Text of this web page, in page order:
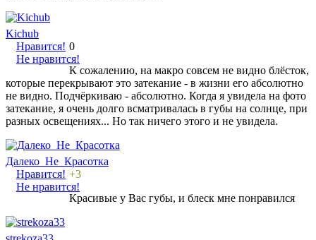
Kichub
Нравится!
Не нравится!
0
К сожалению, на макро совсем не видно блёсток,
которые перекрывают это затекание - в жизни его абсолютно
не видно. Подчёркиваю - абсолютно. Когда я увидела на фото
затекание, я очень долго всматривалась в губы на солнце, при
разных освещениях... Но так ничего этого и не увидела.
Далеко_Не_Красотка
Нравится!
Не нравится!
+3
Красивые у Вас губы, и блеск мне понравился